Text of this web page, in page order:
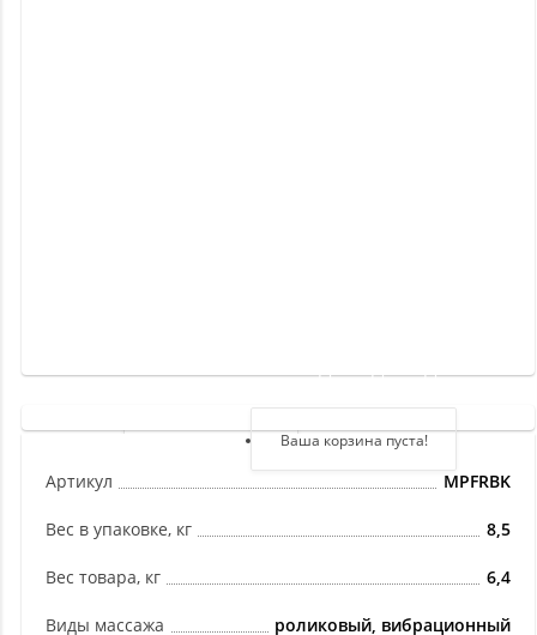
Регистрация
Ваша корзина пуста!
Артикул MPFRBK
Вес в упаковке, кг 8,5
Вес товара, кг 6,4
Виды массажа роликовый, вибрационный